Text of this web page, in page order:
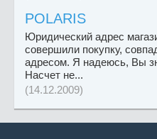
POLARIS
Юридический адрес
совершили покупку,
адресом. Я надеюсь, Вы
Насчет не...
(14.12.2009)